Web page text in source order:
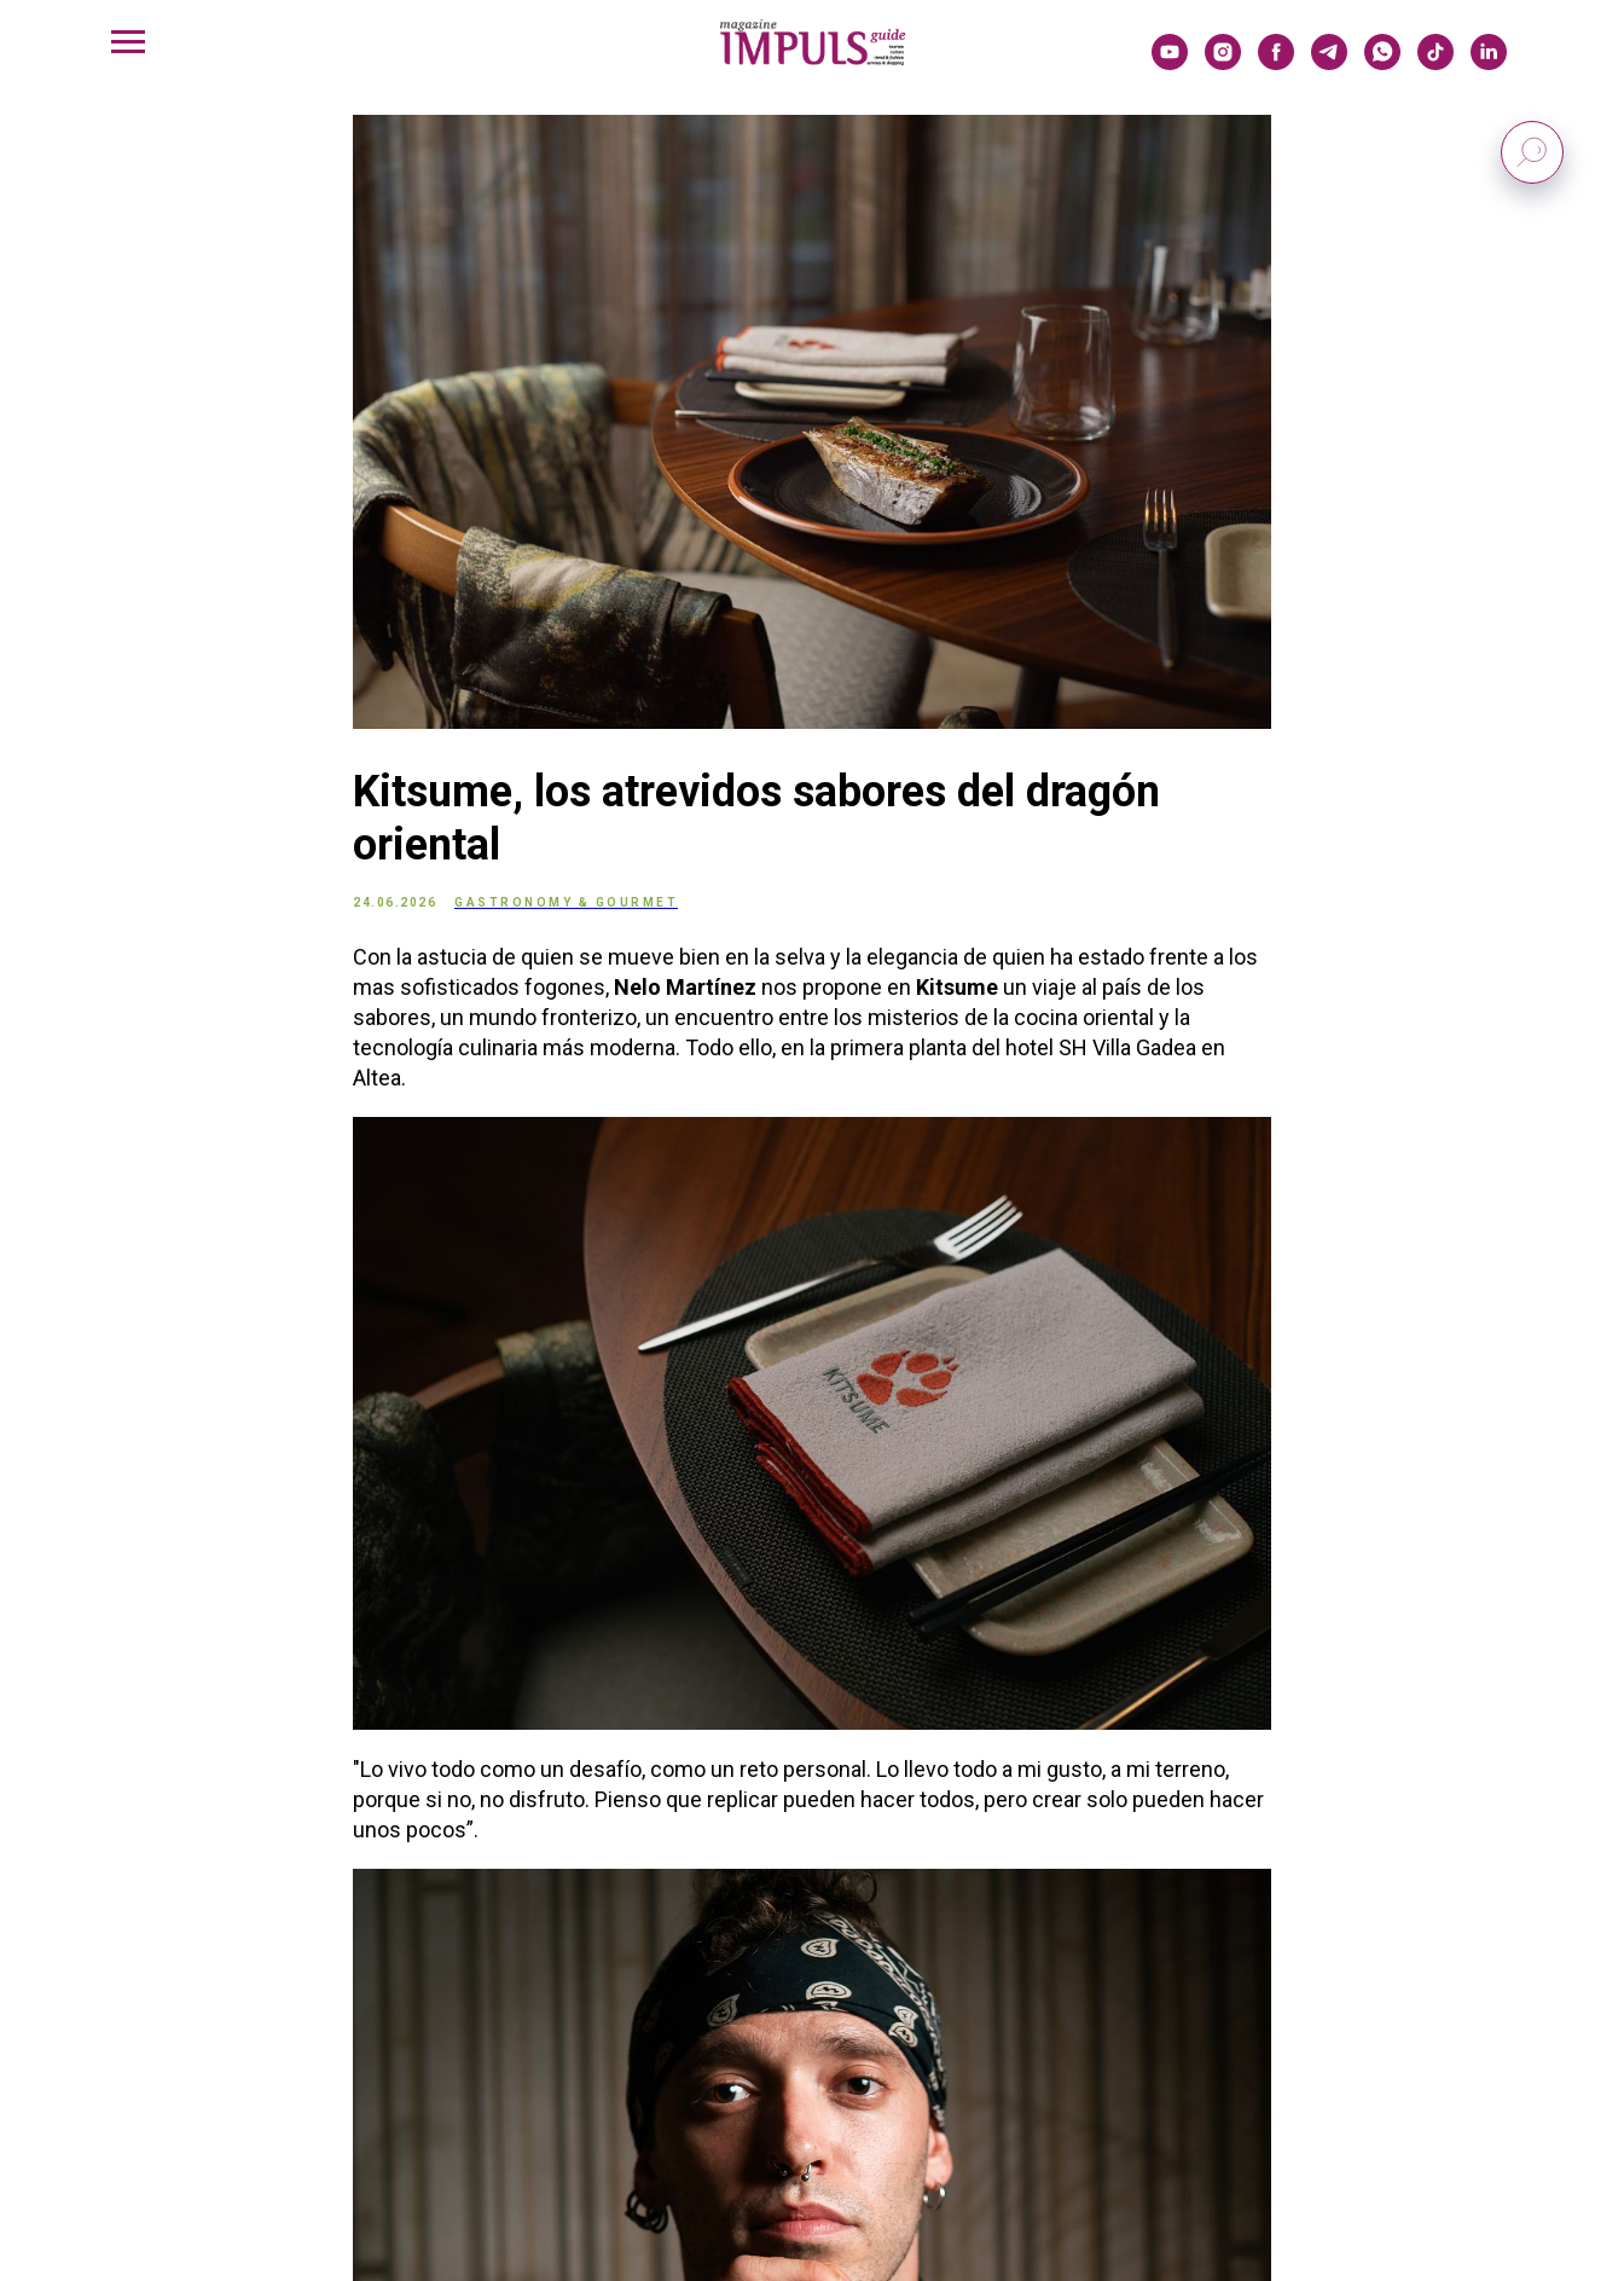
Kitsume, los atrevidos sabores del dragón
oriental
24.06.2026 GASTRONOMY & GOURMET
Con la astucia de quien se mueve bien en la selva y la elegancia de quien ha estado frente a los
mas sofisticados fogones, Nelo Martínez nos propone en Kitsume un viaje al país de los
sabores, un mundo fronterizo, un encuentro entre los misterios de la cocina oriental y la
tecnología culinaria más moderna. Todo ello, en la primera planta del hotel SH Villa Gadea en
Altea.
"Lo vivo todo como un desafío, como un reto personal. Lo llevo todo a mi gusto, a mi terreno,
porque si no, no disfruto. Pienso que replicar pueden hacer todos, pero crear solo pueden hacer
unos pocos”.